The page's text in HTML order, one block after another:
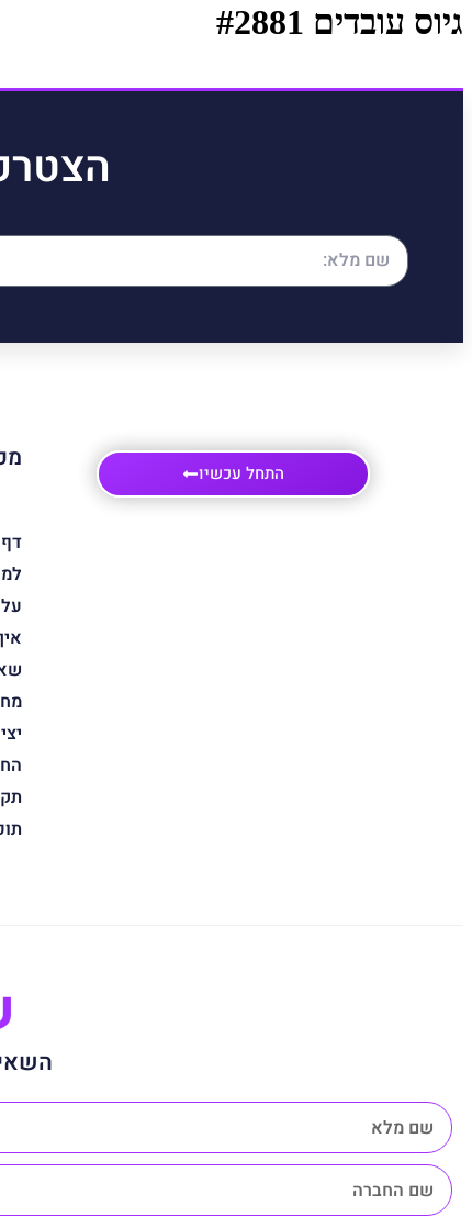
גיוס עובדים #2881
התחל עכשיו